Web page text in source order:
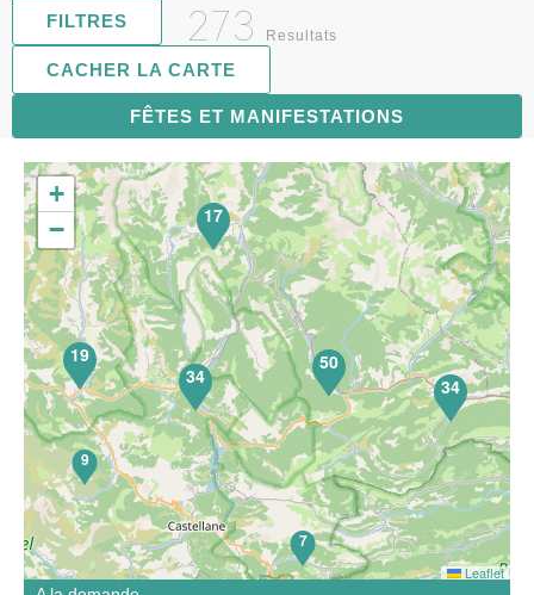
FILTRES 273 Resultats
FÊTES ET MANIFESTATIONS
CACHER LA CARTE
7
9
19
34
50
34
17
71
+
−
Leaflet